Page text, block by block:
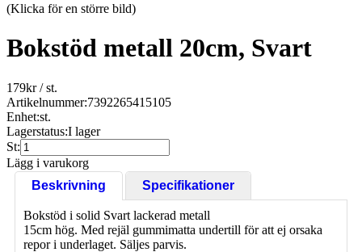
(Klicka för en större bild)
Bokstöd metall 20cm, Svart
179kr/ st.
Artikelnummer:7392265415105
Enhet:st.
Lagerstatus:I lager
St:
Lägg i varukorg
Beskrivning
Specifikationer
Bokstöd i solid Svart lackerad metall
15cm hög. Med rejäl gummimatta undertill för att ej orsaka
repor i underlaget. Säljes parvis.